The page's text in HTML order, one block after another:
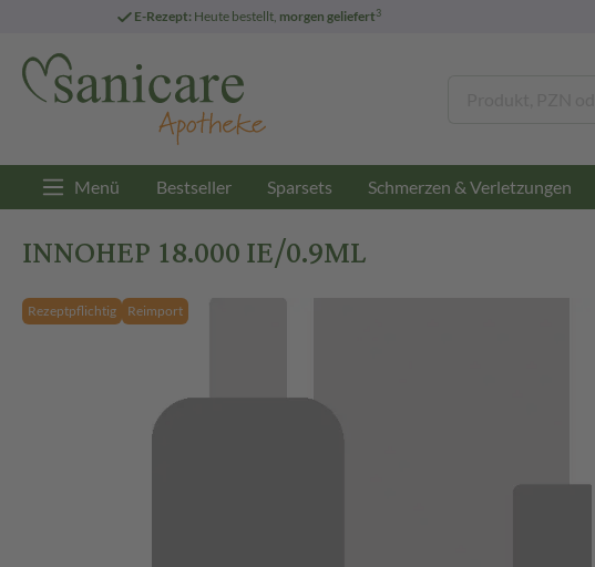
E-Rezept: Heute bestellt, morgen geliefert3
Menü Bestseller Sparsets Schmerzen & Verletzungen
INNOHEP 18.000 IE/0.9ML
Rezeptpflichtig Reimport